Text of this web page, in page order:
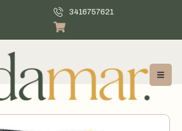
3416757621